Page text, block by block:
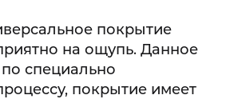
покрытие
на ощупь. Данное
специально
покрытие имеет